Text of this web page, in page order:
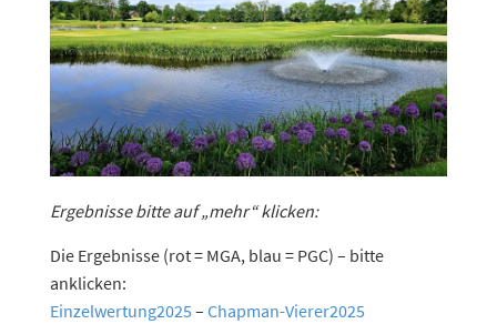
Ergebnisse bitte auf „mehr“ klicken:
Die Ergebnisse (rot = MGA, blau = PGC) – bitte
anklicken:
Einzelwertung2025 – Chapman-Vierer2025